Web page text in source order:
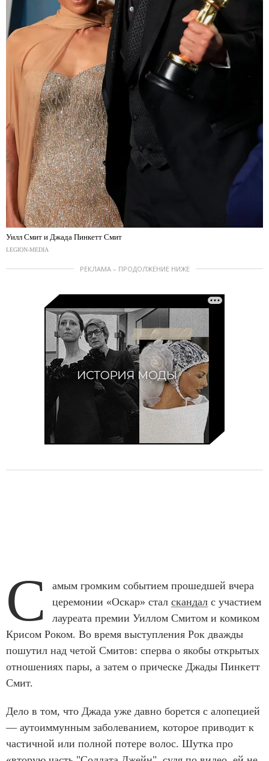
Уилл Смит и Джада Пинкетт Смит
LEGION-MEDIA
РЕКЛАМА – ПРОДОЛЖЕНИЕ НИЖЕ
С
амым громким событием прошедшей вчера
церемонии «Оскар» стал скандал с участием
лауреата премии Уиллом Смитом и комиком
Крисом Роком. Во время выступления Рок дважды
пошутил над четой Смитов: сперва о якобы открытых
отношениях пары, а затем о прическе Джады Пинкетт
Смит.
Дело в том, что Джада уже давно борется с алопецией
— аутоиммунным заболеванием, которое приводит к
частичной или полной потере волос. Шутка про